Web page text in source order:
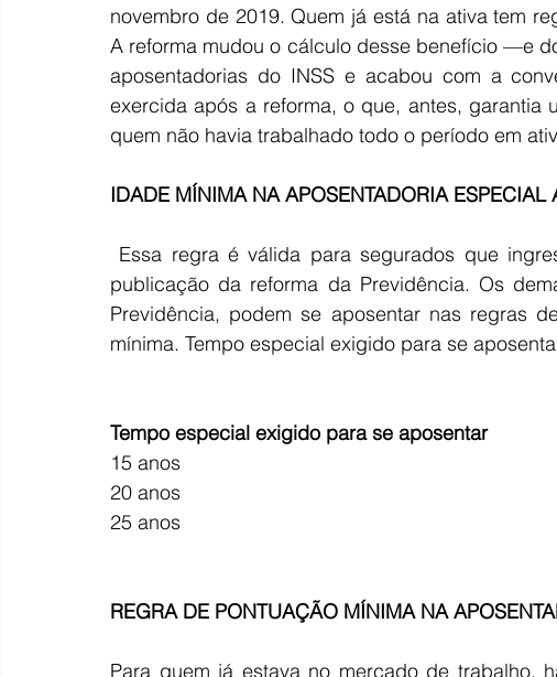
novembro de 2019. Quem já está na ativa tem
A reforma mudou o cálculo desse benefício —e
aposentadorias do INSS e acabou com a
exercida após a reforma, o que, antes, garantia
quem não havia trabalhado todo o período em
IDADE MÍNIMA NA APOSENTADORIA ESPECIAL
publicação da reforma da Previdência. Os
Previdência, podem se aposentar nas regras
mínima. Tempo especial exigido para se
Tempo especial exigido para se aposentar
15 anos
20 anos
25 anos
REGRA DE PONTUAÇÃO MÍNIMA NA
Para quem já estava no mercado de trabalho,